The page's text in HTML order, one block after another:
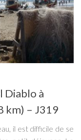
Diablo à
km) – J319
il est difficile de se